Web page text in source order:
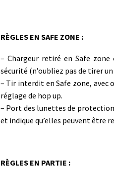
RÈGLES EN SAFE ZONE :
– Chargeur retiré en Safe
sécurité (n’oubliez pas de tirer
– Tir interdit en Safe zone, avec
réglage de hop up.
– Port des lunettes de protection
et indique qu’elles peuvent être
RÈGLES EN PARTIE :